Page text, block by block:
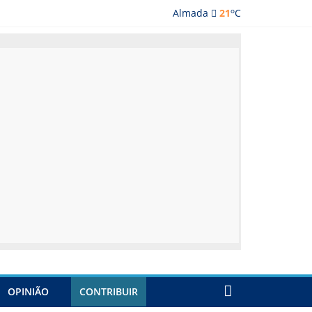
Almada 21oC
OPINIÃO CONTRIBUIR